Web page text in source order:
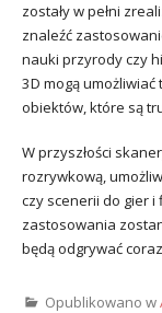
zostały w pełni
znaleźć
nauki przyrody czy
3D mogą
obiektów, które są
W przyszłości
rozrywkową,
czy scenerii do gier i
zastosowania
będą odgrywać
Opublikowano w